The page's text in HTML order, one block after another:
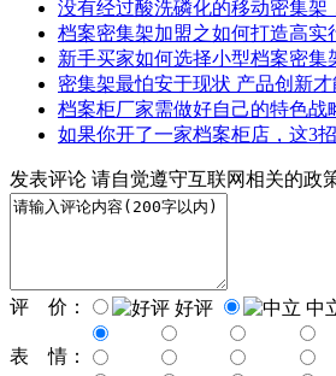
没有经过酸洗磷化的移动密集架
档案密集架加盟之如何打造高实
新手买家如何选择小型档案密集
密集架最怕安于现状 产品创新才
档案柜厂家需做好自己的特色战
如果你开了一家档案柜店，这3
发表评论 请自觉遵守互联网相关的政
评 价： 好评 中
表 情：